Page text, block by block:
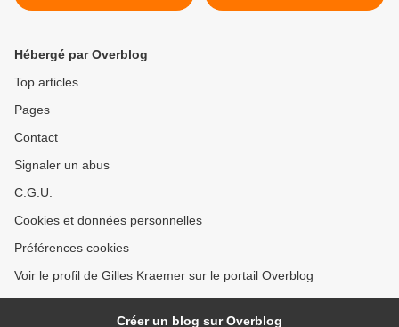
contemporain 2021
Calle 2021 du livre d’artiste
Hébergé par Overblog
Top articles
Pages
Contact
Signaler un abus
C.G.U.
Cookies et données personnelles
Préférences cookies
Voir le profil de Gilles Kraemer sur le portail Overblog
Créer un blog sur Overblog